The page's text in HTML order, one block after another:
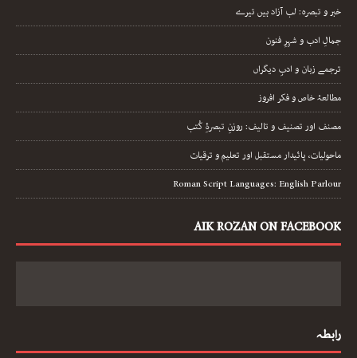
خبر و تبصرہ: لب آزاد ہیں تیرے
جمالِ ادب و شہرِ فنون
ترجمے زبان و ادبِ دیگراں
مطالعۂ خاص و فکر افروز
مصنف اور تصنیف و تالیف: روزنِ تبصرۂِ کُتب
ماحولیات، پائیدار مستقبل اور تعلیم و ترقیات
Roman Script Languages: English Parlour
AIK ROZAN ON FACEBOOK
رابطہ